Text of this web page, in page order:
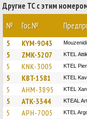
Другие ТС с этим
№
Гос.№
5 KYM-9043
5 ZMK-5207 KΤΕL
5 KNK-3005 KTEL
5 KBT-1581 KTEL
5 AHM-3895 KTEL
5 ATK-3344 KTEAL
5 APH-7005 KTEL